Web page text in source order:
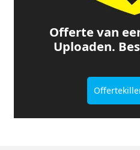
Offerte van
Uploaden.